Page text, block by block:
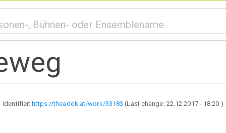
Identifier:https://theadok.at/work/33183 (Last change: 22.12.2017 - 18:20 )